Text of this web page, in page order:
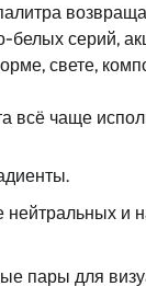
белых серий,
свете,
всё чаще
нейтральных и
пары для